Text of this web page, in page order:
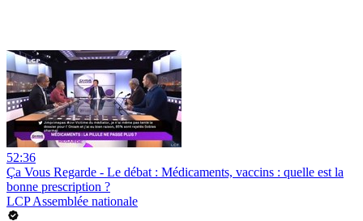
52:36
Ça Vous Regarde - Le débat : Médicaments, vaccins : quelle est la
bonne prescription ?
LCP Assemblée nationale